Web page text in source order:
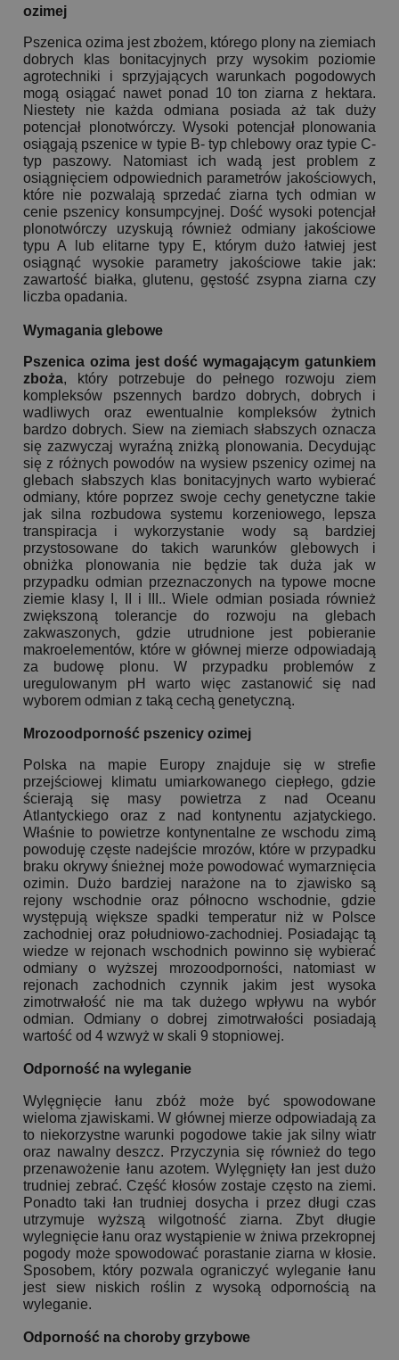
ozimej
Pszenica ozima jest zbożem, którego plony na ziemiach
dobrych klas bonitacyjnych przy wysokim poziomie
agrotechniki i sprzyjających warunkach pogodowych
mogą osiągać nawet ponad 10 ton ziarna z hektara.
Niestety nie każda odmiana posiada aż tak duży
potencjał plonotwórczy. Wysoki potencjał plonowania
osiągają pszenice w typie B- typ chlebowy oraz typie C-
typ paszowy. Natomiast ich wadą jest problem z
osiągnięciem odpowiednich parametrów jakościowych,
które nie pozwalają sprzedać ziarna tych odmian w
cenie pszenicy konsumpcyjnej. Dość wysoki potencjał
plonotwórczy uzyskują również odmiany jakościowe
typu A lub elitarne typy E, którym dużo łatwiej jest
osiągnąć wysokie parametry jakościowe takie jak:
zawartość białka, glutenu, gęstość zsypna ziarna czy
liczba opadania.
Wymagania glebowe
Pszenica ozima jest dość wymagającym gatunkiem
zboża, który potrzebuje do pełnego rozwoju ziem
kompleksów pszennych bardzo dobrych, dobrych i
wadliwych oraz ewentualnie kompleksów żytnich
bardzo dobrych. Siew na ziemiach słabszych oznacza
się zazwyczaj wyraźną zniżką plonowania. Decydując
się z różnych powodów na wysiew pszenicy ozimej na
glebach słabszych klas bonitacyjnych warto wybierać
odmiany, które poprzez swoje cechy genetyczne takie
jak silna rozbudowa systemu korzeniowego, lepsza
transpiracja i wykorzystanie wody są bardziej
przystosowane do takich warunków glebowych i
obniżka plonowania nie będzie tak duża jak w
przypadku odmian przeznaczonych na typowe mocne
ziemie klasy I, II i III.. Wiele odmian posiada również
zwiększoną tolerancje do rozwoju na glebach
zakwaszonych, gdzie utrudnione jest pobieranie
makroelementów, które w głównej mierze odpowiadają
za budowę plonu. W przypadku problemów z
uregulowanym pH warto więc zastanowić się nad
wyborem odmian z taką cechą genetyczną.
Mrozoodporność pszenicy ozimej
Polska na mapie Europy znajduje się w strefie
przejściowej klimatu umiarkowanego ciepłego, gdzie
ścierają się masy powietrza z nad Oceanu
Atlantyckiego oraz z nad kontynentu azjatyckiego.
Właśnie to powietrze kontynentalne ze wschodu zimą
powoduję częste nadejście mrozów, które w przypadku
braku okrywy śnieżnej może powodować wymarznięcia
ozimin. Dużo bardziej narażone na to zjawisko są
rejony wschodnie oraz północno wschodnie, gdzie
występują większe spadki temperatur niż w Polsce
zachodniej oraz południowo-zachodniej. Posiadając tą
wiedze w rejonach wschodnich powinno się wybierać
odmiany o wyższej mrozoodporności, natomiast w
rejonach zachodnich czynnik jakim jest wysoka
zimotrwałość nie ma tak dużego wpływu na wybór
odmian. Odmiany o dobrej zimotrwałości posiadają
wartość od 4 wzwyż w skali 9 stopniowej.
Odporność na wyleganie
Wylęgnięcie łanu zbóż może być spowodowane
wieloma zjawiskami. W głównej mierze odpowiadają za
to niekorzystne warunki pogodowe takie jak silny wiatr
oraz nawalny deszcz. Przyczynia się również do tego
przenawożenie łanu azotem. Wylęgnięty łan jest dużo
trudniej zebrać. Część kłosów zostaje często na ziemi.
Ponadto taki łan trudniej dosycha i przez długi czas
utrzymuje wyższą wilgotność ziarna. Zbyt długie
wylegnięcie łanu oraz wystąpienie w żniwa przekropnej
pogody może spowodować porastanie ziarna w kłosie.
Sposobem, który pozwala ograniczyć wyleganie łanu
jest siew niskich roślin z wysoką odpornością na
wyleganie.
Odporność na choroby grzybowe